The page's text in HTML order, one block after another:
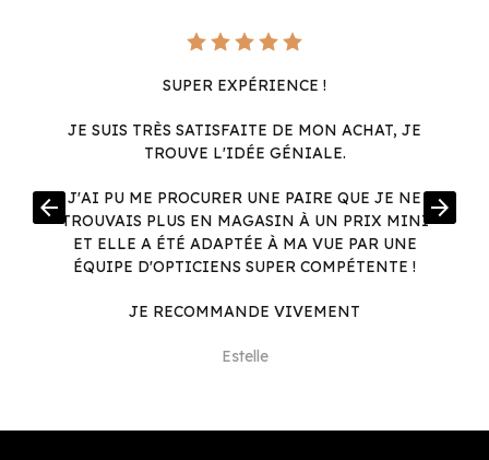
SUPER EXPÉRIENCE !
JE SUIS TRÈS SATISFAITE DE MON ACHAT, JE
TROUVE L'IDÉE GÉNIALE.
J'AI PU ME PROCURER UNE PAIRE QUE JE NE
TROUVAIS PLUS EN MAGASIN À UN PRIX MINI
ET ELLE A ÉTÉ ADAPTÉE À MA VUE PAR UNE
ÉQUIPE D'OPTICIENS SUPER COMPÉTENTE !
JE RECOMMANDE VIVEMENT
Estelle
arrow_back arrow_forward